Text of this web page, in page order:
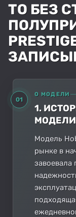
ТО БЕЗ
01
О МОДЕЛИ
1.
МОДЕЛИ
Модель
рынке в
завоевала